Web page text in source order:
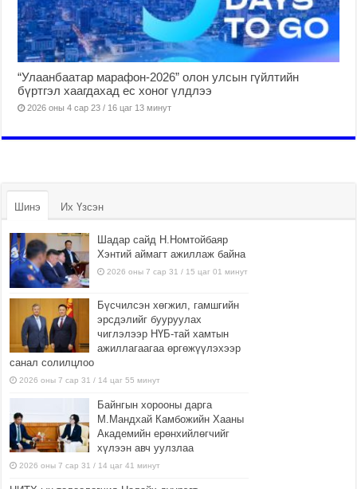
“Улаанбаатар марафон-2026” олон улсын гүйлтийн
бүртгэл хаагдахад ес хоног үлдлээ
2026 оны 4 сар 23 / 16 цаг 13 минут
Шинэ Их Үзсэн
Шадар сайд Н.Номтойбаяр
Хэнтий аймагт ажиллаж байна
2026 оны 7 сар 31 / 15 цаг 01 минут
Бүсчилсэн хөгжил, гамшгийн
эрсдэлийг бууруулах
чиглэлээр НҮБ-тай хамтын
ажиллагаагаа өргөжүүлэхээр
санал солилцлоо
2026 оны 7 сар 31 / 14 цаг 55 минут
Байнгын хорооны дарга
М.Мандхай Камбожийн Хааны
Академийн ерөнхийлөгчийг
хүлээн авч уулзлаа
2026 оны 7 сар 31 / 14 цаг 41 минут